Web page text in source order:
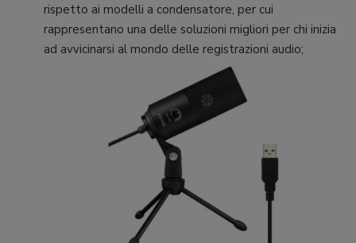
rispetto ai modelli a condensatore, per cui
rappresentano una delle soluzioni migliori per chi inizia
ad avvicinarsi al mondo delle registrazioni audio;